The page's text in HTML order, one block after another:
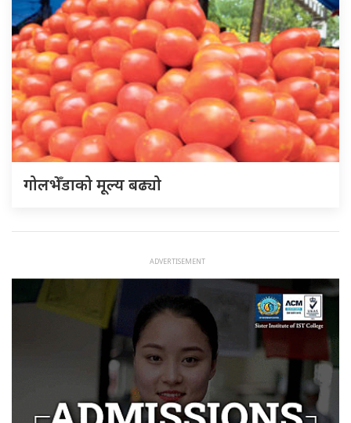
गोलभेँडाको मूल्य बढ्यो